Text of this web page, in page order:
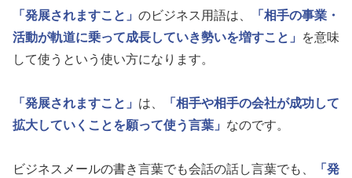
「発展されますこと」 のビジネス用語は、
「相手の事業・
活動が軌道に乗って成長していき勢いを増すこと」
を意味
して使うという使い方になります。
「発展されますこと」 は、
「相手や相手の会社が成功して
拡大していくことを願って使う言葉」 なのです。
ビジネスメールの書き言葉でも会話の話し言葉でも、
「発